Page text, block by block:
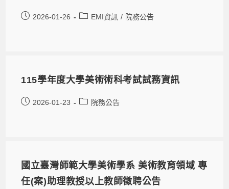
2026-01-26 EMI資訊 / 院務公告
115學年度大學美術術科考試試務資訊
2026-01-23 院務公告
國立臺灣師範大學美術學系 美術教育領域 專
任(案)助理教授以上教師徵聘公告